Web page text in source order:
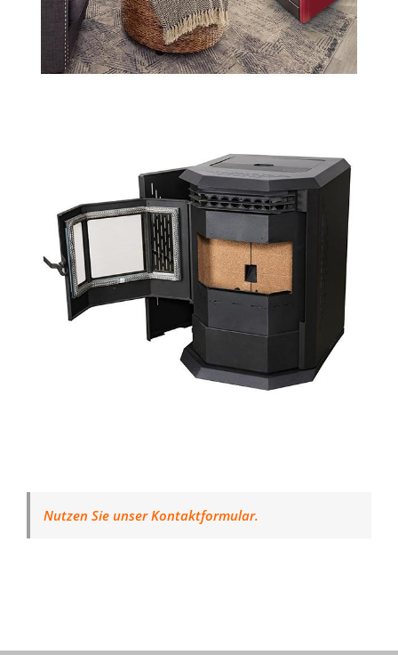
Nutzen Sie unser Kontaktformular.